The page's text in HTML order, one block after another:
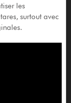
les
surtout avec